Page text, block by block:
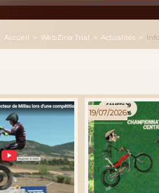
Accueil > WebZine Trial > Actualités >
19/07/2026